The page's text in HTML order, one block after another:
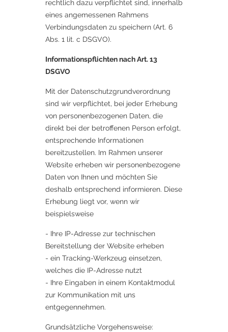
rechtlich dazu verpflichtet sind, innerhalb
eines angemessenen Rahmens
Verbindungsdaten zu speichern (Art. 6
Abs. 1 lit. c DSGVO).
Informationspflichten nach Art. 13
DSGVO
Mit der Datenschutzgrundverordnung
sind wir verpflichtet, bei jeder Erhebung
von personenbezogenen Daten, die
direkt bei der betroffenen Person erfolgt,
entsprechende Informationen
bereitzustellen. Im Rahmen unserer
Website erheben wir personenbezogene
Daten von Ihnen und möchten Sie
deshalb entsprechend informieren. Diese
Erhebung liegt vor, wenn wir
beispielsweise
- Ihre IP-Adresse zur technischen
Bereitstellung der Website erheben
- ein Tracking-Werkzeug einsetzen,
welches die IP-Adresse nutzt
- Ihre Eingaben in einem Kontaktmodul
zur Kommunikation mit uns
entgegennehmen.
Grundsätzliche Vorgehensweise: